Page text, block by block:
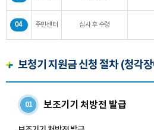
04 주민센터 심사 후 수령
보청기 지원금 신청 절차 (청각
01 보조기기 처방전 발급
이름
연락처 -
센터
예약날짜